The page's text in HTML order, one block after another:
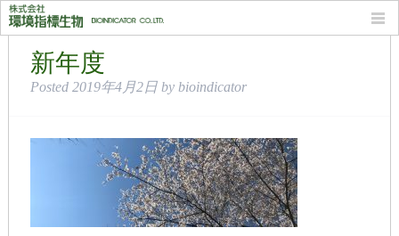
カテゴリー: お知らせ
新年度
Posted 2019年4月2日 by bioindicator